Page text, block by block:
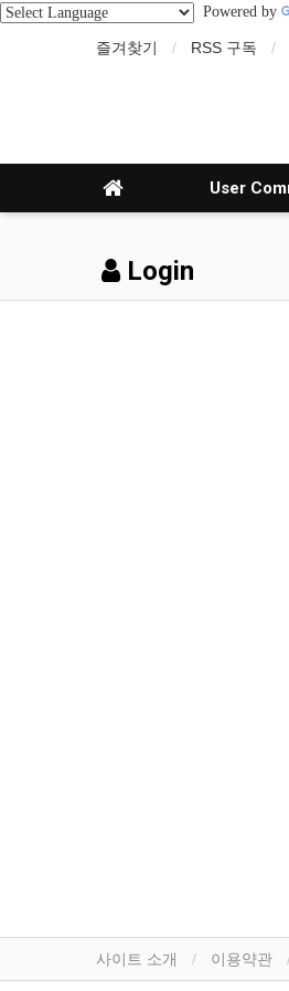
Powered by
즐겨찾기 RSS 구독
User
Login
사이트 소개 이용약관